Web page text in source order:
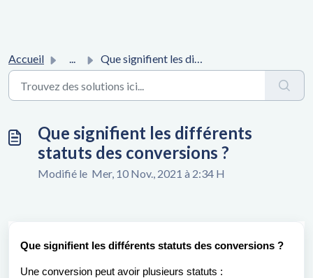
Accueil ... Que signifient les différents statuts des conversions ?
Que signifient les différents
statuts des conversions ?
Modifié le Mer, 10 Nov., 2021 à 2:34 H
Que signifient les différents statuts des conversions ?
Une conversion peut avoir plusieurs statuts :